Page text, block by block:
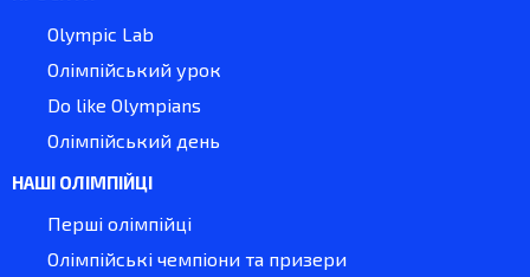
Olympic Lab
Олімпійський урок
Do like Olympians
Олімпійський день
НАШІ ОЛІМПІЙЦІ
Перші олімпійці
Олімпійські чемпіони та призери